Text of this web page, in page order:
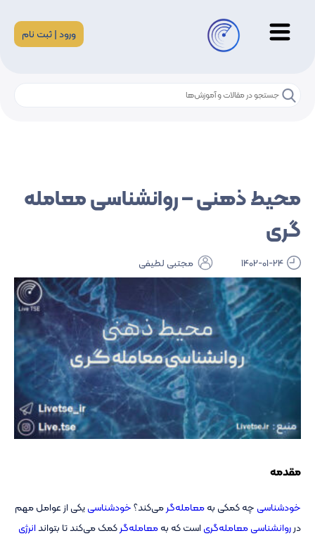
ورود | ثبت نام
محیط ذهنی – روانشناسی معامله
گری
1402-01-24 مجتبی لطیفی
مقدمه
خودشناسی چه کمکی بهمعامله‌گرمی‌کند؟خودشناسییکی از عوامل مهم
درروانشناسی معامله‌گریاست که بهمعامله‌گرکمک می‌کند تا بتواندانرژی